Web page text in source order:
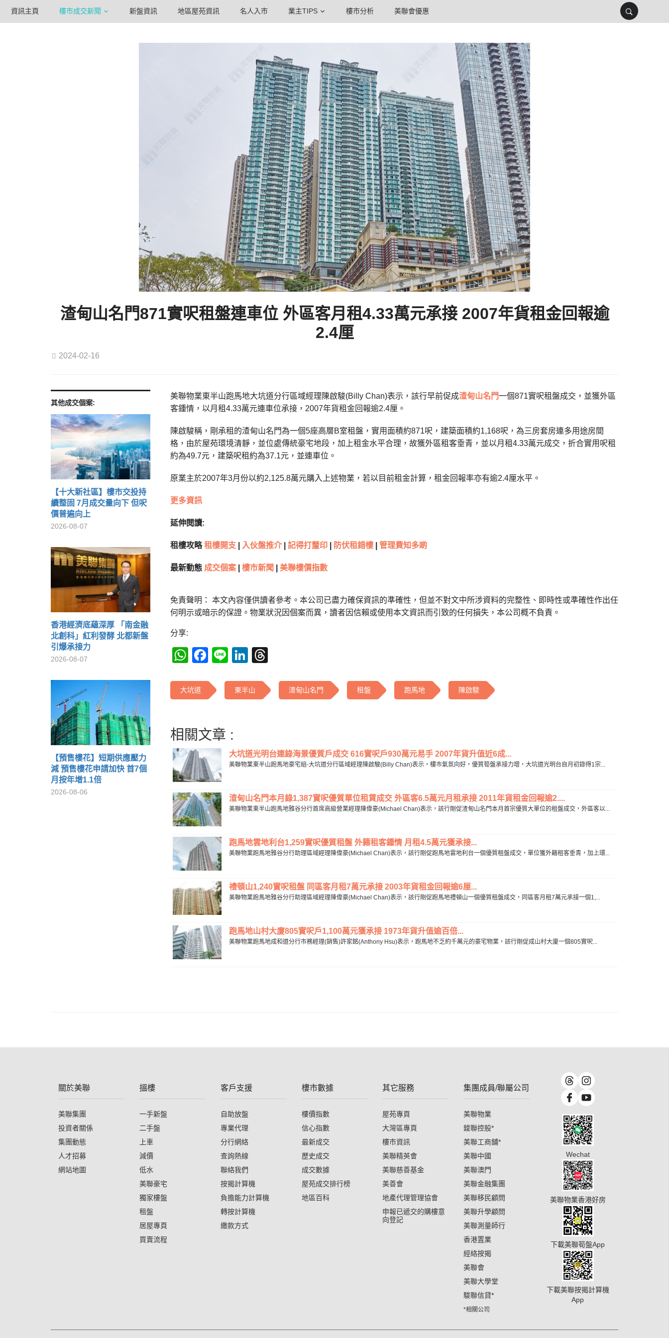
資訊主頁 樓市成交新聞 新盤資訊 地區屋苑資訊 名人入市 業主TIPS 樓市分析 美聯會優惠
渣甸山名門871實呎租盤連車位 外區客月租4.33萬元承接 2007年貨租金回報逾
2.4厘
2024-02-16
其他成交個案:
【十大新社區】樓市交投持
續整固 7月成交量向下 但呎
價普遍向上
2026-08-07
香港經濟底蘊深厚 「南金融
北創科」紅利發酵 北都新盤
引爆承接力
2026-08-07
【預售樓花】短期供應壓力
減 預售樓花申請加快 首7個
月按年增1.1倍
2026-08-06
美聯物業東半山跑馬地大坑道分行區域經理陳啟駿(Billy Chan)表示，該行早前促成渣甸山名門一個871實呎租盤成交，並獲外區
客鍾情，以月租4.33萬元連車位承接，2007年貨租金回報逾2.4厘。
陳啟駿稱，剛承租的渣甸山名門為一個5座高層B室租盤，實用面積約871呎，建築面積約1,168呎，為三房套房連多用途房間
格，由於屋苑環境清靜，並位處傳統豪宅地段，加上租金水平合理，故獲外區租客垂青，並以月租4.33萬元成交，折合實用呎租
約為49.7元，建築呎租約為37.1元，並連車位。
原業主於2007年3月份以約2,125.8萬元購入上述物業，若以目前租金計算，租金回報率亦有逾2.4厘水平。
更多資訊
延伸閱讀:
租樓攻略租樓開支 入伙盤推介 記得打釐印 防伏租錯樓 管理費知多啲
最新動態 成交個案 樓市新聞 美聯樓價指數
免責聲明： 本文內容僅供讀者參考。本公司已盡力確保資訊的準確性，但並不對文中所涉資料的完整性、即時性或準確性作出任
何明示或暗示的保證。物業狀況因個案而異，讀者因信賴或使用本文資訊而引致的任何損失，本公司概不負責。
分享:
WhatsApp
Facebook
LineLinkedIn
大坑道 東半山 渣甸山名門 租盤 跑馬地 陳啟駿
相關文章 :
大坑道光明台連錄海景優質戶成交 616實呎戶930萬元易手 2007年貨升值近6成...
美聯物業東半山跑馬地豪宅組-大坑道分行區域經理陳啟駿(Billy Chan)表示，樓市氣氛向好，優質筍盤承接力增，大坑道光明台自月初錄得1宗...
渣甸山名門本月錄1,387實呎優質單位租賃成交 外區客6.5萬元月租承接 2011年貨租金回報逾2....
美聯物業東半山跑馬地雅谷分行首席高級營業經理陳偉豪(Michael Chan)表示，該行剛促渣甸山名門本月首宗優質大單位的租盤成交，外區客以...
跑馬地雲地利台1,259實呎優質租盤 外籍租客鍾情 月租4.5萬元獲承接...
美聯物業跑馬地雅谷分行助理區域經理陳偉豪(Michael Chan)表示，該行剛促跑馬地雲地利台一個優質租盤成交，單位獲外籍租客垂青，加上環...
禮頓山1,240實呎租盤 同區客月租7萬元承接 2003年貨租金回報逾6厘...
美聯物業跑馬地雅谷分行助理區域經理陳偉豪(Michael Chan)表示，該行剛促跑馬地禮頓山一個優質租盤成交，同區客月租7萬元承接一個1,...
跑馬地山村大廈805實呎戶1,100萬元獲承接 1973年貨升值逾百倍...
美聯物業跑馬地成和道分行市務經理(銷售)許家銘(Anthony Hsu)表示，跑馬地不乏約千萬元的豪宅物業，該行剛促成山村大廈一個805實呎...
關於美聯
美聯集團
投資者關係
集團動態
人才招募
網站地圖
搵樓
一手新盤
二手盤
上車
減價
低水
美聯豪宅
獨家樓盤
租盤
居屋專頁
買賣流程
客戶支援
自助放盤
專業代理
分行網絡
查詢熱線
聯絡我們
按揭計算機
負擔能力計算機
轉按計算機
繳款方式
樓市數據
樓價指數
信心指數
最新成交
歷史成交
成交數據
屋苑成交排行榜
地區百科
其它服務
屋苑專頁
大灣區專頁
樓市資訊
美聯精英會
美聯慈善基金
美善會
地產代理管理協會
申報已遞交的購樓意
向登記
集團成員/聯屬公司
美聯物業
鋑聯控股*
美聯工商舖*
美聯中國
美聯澳門
美聯金融集團
美聯移民顧問
美聯升學顧問
美聯測量師行
香港置業
經絡按揭
美聯會
美聯大學堂
駿聯信貸*
*相關公司
Wechat
美聯物業香港好房
下載美聯筍盤App
下載美聯按揭計算機
App